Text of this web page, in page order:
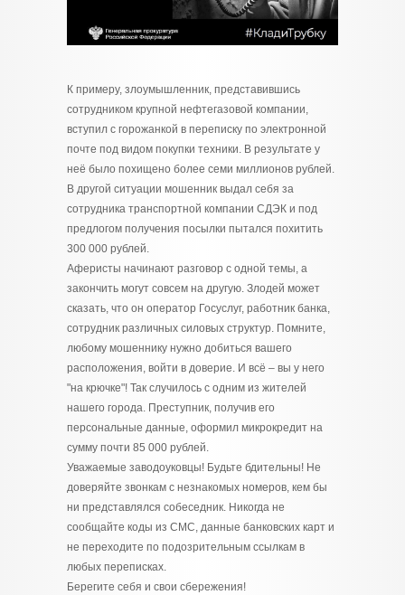
К примеру, злоумышленник, представившись
сотрудником крупной нефтегазовой компании,
вступил с горожанкой в переписку по электронной
почте под видом покупки техники. В результате у
неё было похищено более семи миллионов рублей.
В другой ситуации мошенник выдал себя за
сотрудника транспортной компании СДЭК и под
предлогом получения посылки пытался похитить
300 000 рублей.
Аферисты начинают разговор с одной темы, а
закончить могут совсем на другую. Злодей может
сказать, что он оператор Госуслуг, работник банка,
сотрудник различных силовых структур. Помните,
любому мошеннику нужно добиться вашего
расположения, войти в доверие. И всё – вы у него
"на крючке"! Так случилось с одним из жителей
нашего города. Преступник, получив его
персональные данные, оформил микрокредит на
сумму почти 85 000 рублей.
Уважаемые заводоуковцы! Будьте бдительны! Не
доверяйте звонкам с незнакомых номеров, кем бы
ни представлялся собеседник. Никогда не
сообщайте коды из СМС, данные банковских карт и
не переходите по подозрительным ссылкам в
любых переписках.
Берегите себя и свои сбережения!